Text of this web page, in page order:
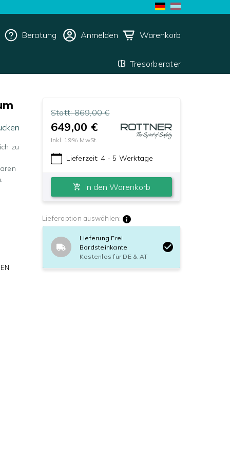
Beratung Anmelden Warenkorb
Tresorberater
zu
Statt:869,00 €
649,00 €
inkl. 19% MwSt.
Lieferzeit: 4 - 5 Werktage
In den Warenkorb
Lieferoption auswählen:
Lieferung Frei
Bordsteinkante
Kostenlos für DE & AT